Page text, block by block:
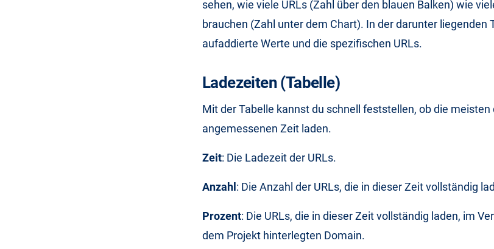
sehen, wie viele URLs (Zahl über den blauen Balken) wie
brauchen (Zahl unter dem Chart). In der darunter liegenden
aufaddierte Werte und die spezifischen URLs.
Ladezeiten (Tabelle)
Mit der Tabelle kannst du schnell feststellen, ob die meisten
angemessenen Zeit laden.
Zeit: Die Ladezeit der URLs.
Anzahl : Die Anzahl der URLs, die in dieser Zeit vollständig
Prozent: Die URLs, die in dieser Zeit vollständig laden, im
dem Projekt hinterlegten Domain.